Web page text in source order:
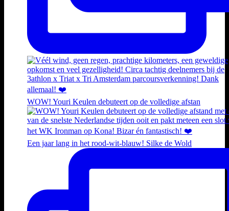
WOW! Youri Keulen debuteert op de volledige afstan
Een jaar lang in het rood-wit-blauw! Silke de Wold